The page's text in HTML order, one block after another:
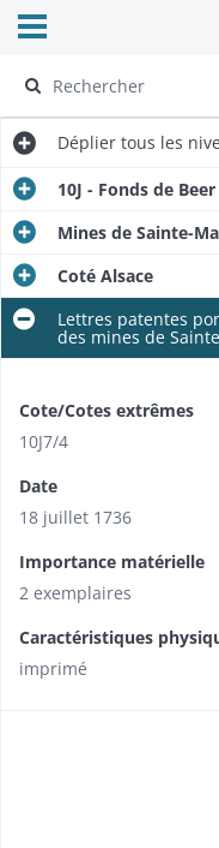
Ouvrir le menu déroulant
Déplier tous les
10J - Fonds de Beer
Mines de Sainte-
Coté Alsace
Lettres patentes
des mines de
Cote/Cotes extrêmes
10J7/4
Date
18 juillet 1736
Importance matérielle
2 exemplaires
Caractéristiques
imprimé